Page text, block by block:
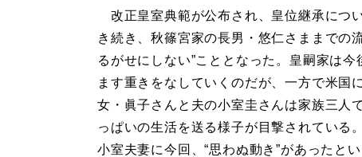
改正皇室典範が公布され、皇位継承につい
き続き、秋篠宮家の長男・悠仁さままでの
るがせにしない”こととなった。皇嗣家は今
ます重きをなしていくのだが、一方で米国
女・眞子さんと夫の小室圭さんは家族三人
っぱいの生活を送る様子が目撃されている
小室夫妻に今回、“思わぬ動き”があったとい